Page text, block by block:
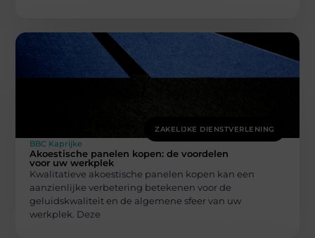
ZAKELIJKE DIENSTVERLENING
BBC Kaprijke
Akoestische panelen kopen: de voordelen
voor uw werkplek
Kwalitatieve akoestische panelen kopen kan een
aanzienlijke verbetering betekenen voor de
geluidskwaliteit en de algemene sfeer van uw
werkplek. Deze